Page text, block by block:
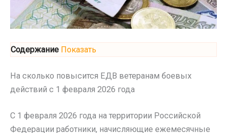
Содержание Показать
На сколько повысится ЕДВ ветеранам боевых
действий с 1 февраля 2026 года
С 1 февраля 2026 года на территории Российской
Федерации работники, начисляющие ежемесячные